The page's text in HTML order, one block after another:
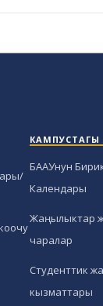
БААУнун
Календары
Жаңылыктар
чаралар
Студенттик
кызматтары